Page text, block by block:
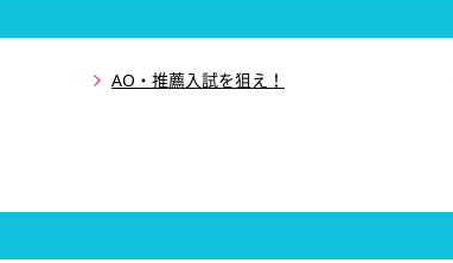
AO・推薦入試を狙え！